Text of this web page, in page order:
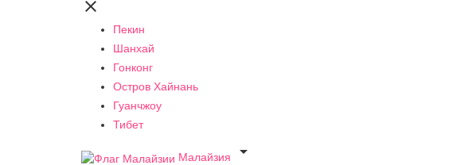

Пекин
Шанхай
Гонконг
Остров Хайнань
Гуанчжоу
Тибет
Малайзия
